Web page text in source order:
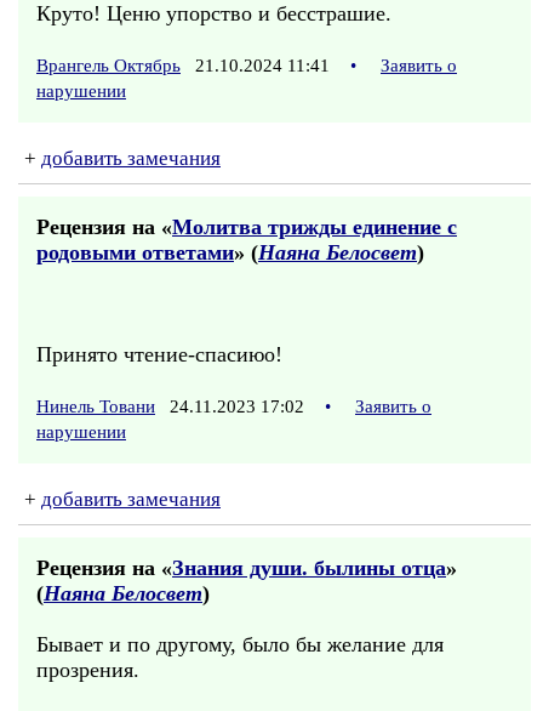
Круто! Ценю упорство и бесстрашие.
Врангель Октябрь 21.10.2024 11:41 •
Заявить о
нарушении
+ добавить замечания
Рецензия на «Молитва трижды единение с
родовыми ответами» (Наяна Белосвет)
Принято чтение-спасиюо!
Нинель Товани 24.11.2023 17:02 •
Заявить о
нарушении
+ добавить замечания
Рецензия на «Знания души. былины отца»
(Наяна Белосвет)
Бывает и по другому, было бы желание для
прозрения.